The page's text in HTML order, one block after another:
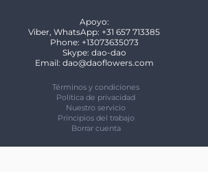
Apoyo:
Viber, WhatsApp: +31 657 713385
Phone: +13073635073
Skype: dao-dao
Email: dao@daoflowers.com
Términos y condiciones
Política de privacidad
Nuestro servicio
Principios del trabajo
Borrar cuenta